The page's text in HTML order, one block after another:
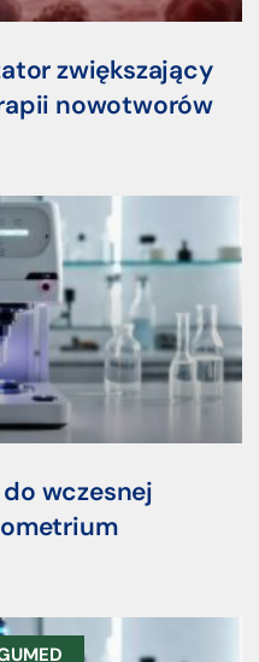
zwiększający
nowotworów
wczesnej